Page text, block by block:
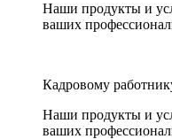
Наши продукты и
ваших
Кадровому
Наши продукты и
ваших